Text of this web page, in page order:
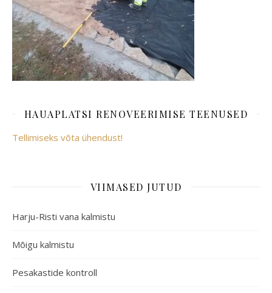
HAUAPLATSI RENOVEERIMISE TEENUSED
Tellimiseks võta ühendust!
VIIMASED JUTUD
Harju-Risti vana kalmistu
Mõigu kalmistu
Pesakastide kontroll